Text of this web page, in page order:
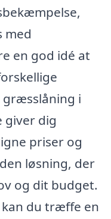
med
en god idé at
i
giver dig
priser og
løsning, der
og dit budget.
du træffe en